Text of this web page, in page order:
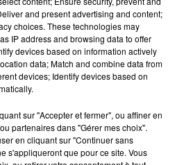
infos sur la venue du
Metz en septembre
Park : des précisons sur
Euro-Mir
and present advertising and content;
choices. These technologies may
IP address and browsing data to offer
devices based on information actively
data; Match and combine data from
devices; Identify devices based on
sur "Accepter et fermer", ou affiner en
partenaires dans "Gérer mes choix".
en cliquant sur "Continuer sans
s'appliqueront que pour ce site. Vous